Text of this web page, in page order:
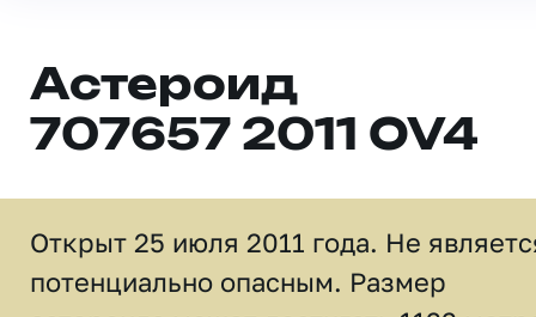
Астероид
707657 2011 OV4
Открыт 25 июля 2011 года. Не
потенциально опасным. Размер